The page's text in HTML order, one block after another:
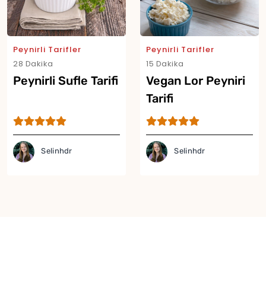
Peynirli Tarifler
28 Dakika
Peynirli Sufle Tarifi
Selinhdr
Peynirli Tarifler
15 Dakika
Vegan Lor Peyniri
Tarifi
Selinhdr